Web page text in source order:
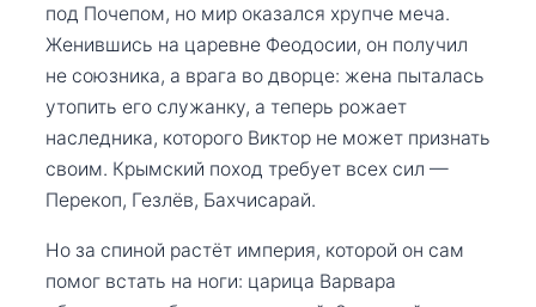
под Почепом, но мир оказался хрупче меча.
Женившись на царевне Феодосии, он получил
не союзника, а врага во дворце: жена пыталась
утопить его служанку, а теперь рожает
наследника, которого Виктор не может признать
своим. Крымский поход требует всех сил —
Перекоп, Гезлёв, Бахчисарай.
Но за спиной растёт империя, которой он сам
помог встать на ноги: царица Варвара